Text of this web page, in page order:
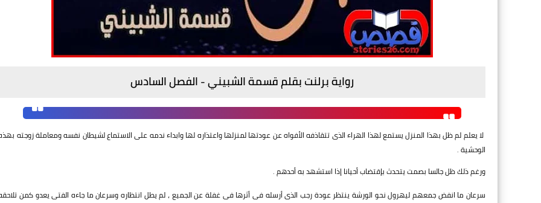
رواية برلنت بقلم قسمة الشبيني - الفصل السادس
لا يعلم لم ظل بهذا المنزل يستمع لهذا الهراء الذى تتقاذفه الأفواه عن عودتها لمنزلها واعتذاره لها وابداء ندمه على الاستماع لشيطان نفسه ومعاملة زوجته
الوحشية .
ورغم ذلك ظل جالسا بصمت يتحدث بإقتضاب أحيانا إذا استشهد به أحدهم .
سرعان ما انفض جمعهم ليهرول نحو الورشة ينتظر عودة رجب الذى أرسله فى أثرها فى غفلة عن الجميع ، لم يطل انتظاره وسرعان ما جاءه الفتى يعدو كمن